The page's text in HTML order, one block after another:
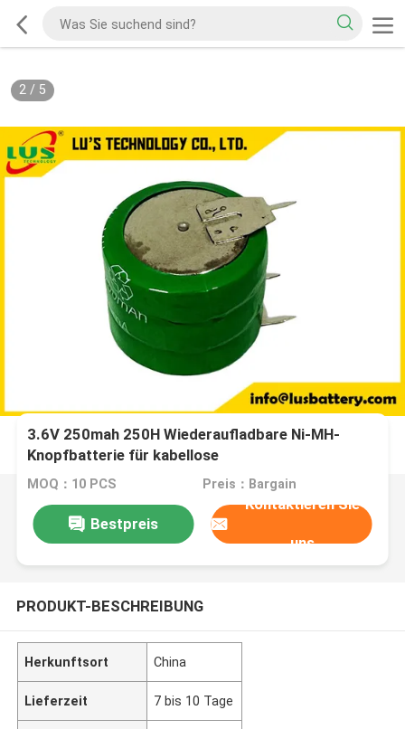
2/ 5
3.6V 250mah 250H Wiederaufladbare Ni-MH-
Knopfbatterie für kabellose
Fernbedienungsspielzeuge
MOQ：10 PCS Preis：Bargain
Bestpreis
Kontaktieren Sie
uns
PRODUKT-BESCHREIBUNG
Herkunftsort China
Lieferzeit 7 bis 10 Tage